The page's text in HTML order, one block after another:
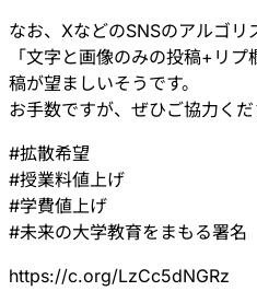
なお、XなどのSNSのアルゴリ
「文字と画像のみの投稿+リ
稿が望ましいそうです。
お手数ですが、ぜひご協力くだ
#拡散希望
#授業料値上げ
#学費値上げ
#未来の大学教育をまもる署名
https://c.org/LzCc5dNGRz